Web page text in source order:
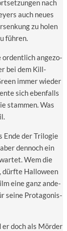
nach
auch neu­es
zu holen
führen.
ordent­lich ange­zo­
bei dem Kill-
immer wie­der
sich eben­falls
stam­men. Was
Ende der Tri­lo­gie
den­noch ein
Wem die
dürf­te Hal­lo­ween
eine ganz ande­
sei­ne Prot­ago­nis­
doch als Mör­der